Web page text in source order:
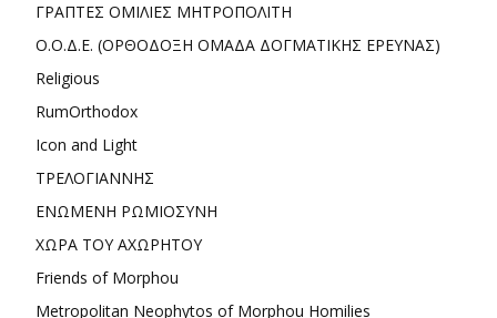
ΓΡΑΠΤΕΣ ΟΜΙΛΙΕΣ ΜΗΤΡΟΠΟΛΙΤΗ
Ο.Ο.Δ.Ε. (ΟΡΘΟΔΟΞΗ ΟΜΑΔΑ ΔΟΓΜΑΤΙΚΗΣ ΕΡΕΥΝΑΣ)
Religious
RumOrthodox
Icon and Light
ΤΡΕΛΟΓΙΑΝΝΗΣ
ΕΝΩΜΕΝΗ ΡΩΜΙΟΣΥΝΗ
ΧΩΡΑ ΤΟΥ ΑΧΩΡΗΤΟΥ
Friends of Morphou
Metropolitan Neophytos of Morphou Homilies